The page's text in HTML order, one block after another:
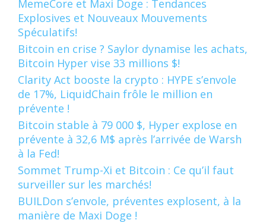
MemeCore et Maxi Doge : Tendances
Explosives et Nouveaux Mouvements
Spéculatifs!
Bitcoin en crise ? Saylor dynamise les achats,
Bitcoin Hyper vise 33 millions $!
Clarity Act booste la crypto : HYPE s’envole
de 17%, LiquidChain frôle le million en
prévente !
Bitcoin stable à 79 000 $, Hyper explose en
prévente à 32,6 M$ après l’arrivée de Warsh
à la Fed!
Sommet Trump-Xi et Bitcoin : Ce qu’il faut
surveiller sur les marchés!
BUILDon s’envole, préventes explosent, à la
manière de Maxi Doge !